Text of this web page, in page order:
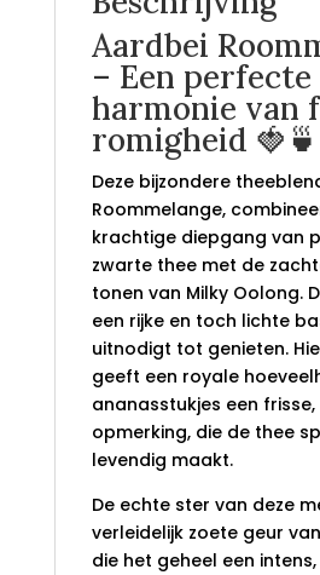
Aardbei
– Een perfecte
harmonie van
romigheid 🍓🍵
Deze bijzondere
Roommelange,
krachtige diepgang van
zwarte thee met de
tonen van Milky Oolong.
een rijke en toch lichte
uitnodigt tot genieten.
geeft een royale
ananasstukjes een
opmerking, die de thee
levendig maakt.
De echte ster van deze
verleidelijk zoete geur
die het geheel een